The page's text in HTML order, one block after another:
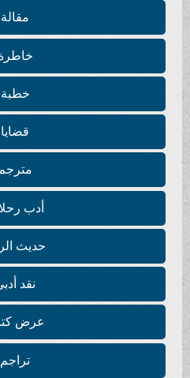
مقالة
خاطرة
خطبة
قضايا
مترجم
أدب رحلات
حديث الروح
نقد أدبي
عرض كتاب
تراجم